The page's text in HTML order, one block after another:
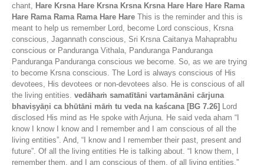
chant,
Hare Krsna Hare Krsna Krsna Krsna Hare Hare Hare Rama
Hare Rama Rama Rama Hare Hare This is the reminder and this is
meant to help us remember Lord, become Lord conscious, Krsna
conscious, Jagannath conscious, Sri Krsna Caitanya Mahaprabhu
conscious or Panduranga Vithala, Panduranga Panduranga
Panduranga Panduranga conscious we become. So, as we are trying
to become Krsna conscious. The Lord is always conscious of His
devotees, His devotees or non-devotees also. He is conscious of all
the living entities. vedāhaṁ samatītāni vartamānāni cārjuna
bhaviṣyāṇi ca bhūtāni māṁ tu veda na kaścana [BG 7.26]
Lord
disclosed His mind as He spoke with Arjuna. He said veda aham “I
know I know I know and I remember and I am conscious of all the
living entities”. And, “I know and I remember their past, present and
future”. Of all the living entities He is talking about. “I know them, I
remember them, and I am conscious of them, of all living entities.”